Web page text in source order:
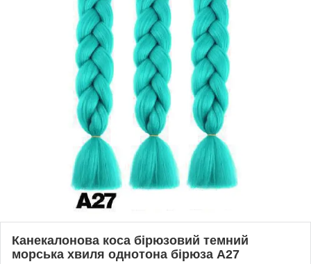
Канекалонова коса бірюзовий темний
морська хвиля однотона бірюза А27